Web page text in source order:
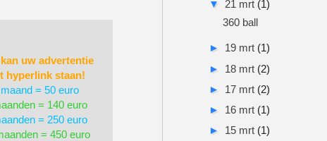
uw advertentie
hyperlink staan!
= 50 euro
= 140 euro
= 250 euro
= 450 euro
▼ 21 mrt (1)
360 ball
► 19 mrt (1)
► 18 mrt (2)
► 17 mrt (2)
► 16 mrt (1)
► 15 mrt (1)